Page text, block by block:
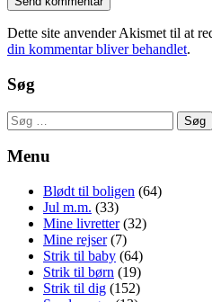
Dette site anvender Akismet til at
din kommentar bliver behandlet.
Søg
Søg
efter:
Menu
Blødt til boligen (64)
Jul m.m. (33)
Mine livretter(32)
Mine rejser(7)
Strik til baby (64)
Strik til børn (19)
Strik til dig (152)